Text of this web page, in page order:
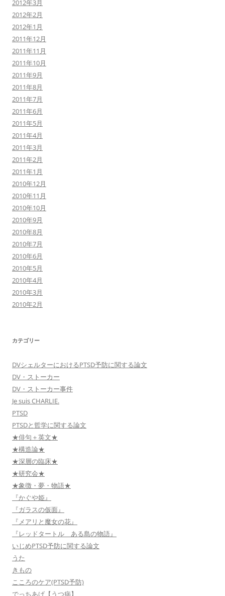
2012年3月
2012年2月
2012年1月
2011年12月
2011年11月
2011年10月
2011年9月
2011年8月
2011年7月
2011年6月
2011年5月
2011年4月
2011年3月
2011年2月
2011年1月
2010年12月
2010年11月
2010年10月
2010年9月
2010年8月
2010年7月
2010年6月
2010年5月
2010年4月
2010年3月
2010年2月
カテゴリー
DVシェルターにおけるPTSD予防に関する論文
DV・ストーカー
DV・ストーカー事件
Je suis CHARLIE.
PTSD
PTSDと哲学に関する論文
★俳句＋英文★
★構造論★
★深層の臨床★
★研究会★
★象徴・夢・物語★
『かぐや姫』
『ガラスの仮面』
『メアリと魔女の花』
『レッドタートル ある島の物語』
いじめPTSD予防に関する論文
うた
きもの
こころのケア(PTSD予防)
でっちあげ【うつ病】